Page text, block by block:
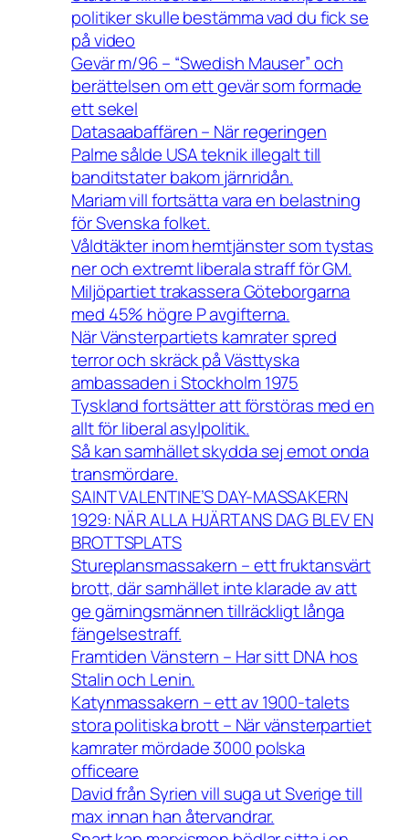
politiker skulle bestämma vad du fick se
på video
Gevär m/96 – “Swedish Mauser” och
berättelsen om ett gevär som formade
ett sekel
Datasaabaffären – När regeringen
Palme sålde USA teknik illegalt till
banditstater bakom järnridån.
Mariam vill fortsätta vara en belastning
för Svenska folket.
Våldtäkter inom hemtjänster som tystas
ner och extremt liberala straff för GM.
Miljöpartiet trakassera Göteborgarna
med 45% högre P avgifterna.
När Vänsterpartiets kamrater spred
terror och skräck på Västtyska
ambassaden i Stockholm 1975
Tyskland fortsätter att förstöras med en
allt för liberal asylpolitik.
Så kan samhället skydda sej emot onda
transmördare.
SAINT VALENTINE’S DAY-MASSAKERN
1929: NÄR ALLA HJÄRTANS DAG BLEV EN
BROTTSPLATS
Stureplansmassakern – ett fruktansvärt
brott, där samhället inte klarade av att
ge gärningsmännen tillräckligt långa
fängelsestraff.
Framtiden Vänstern – Har sitt DNA hos
Stalin och Lenin.
Katynmassakern – ett av 1900-talets
stora politiska brott – När vänsterpartiet
kamrater mördade 3000 polska
officeare
David från Syrien vill suga ut Sverige till
max innan han återvandrar.